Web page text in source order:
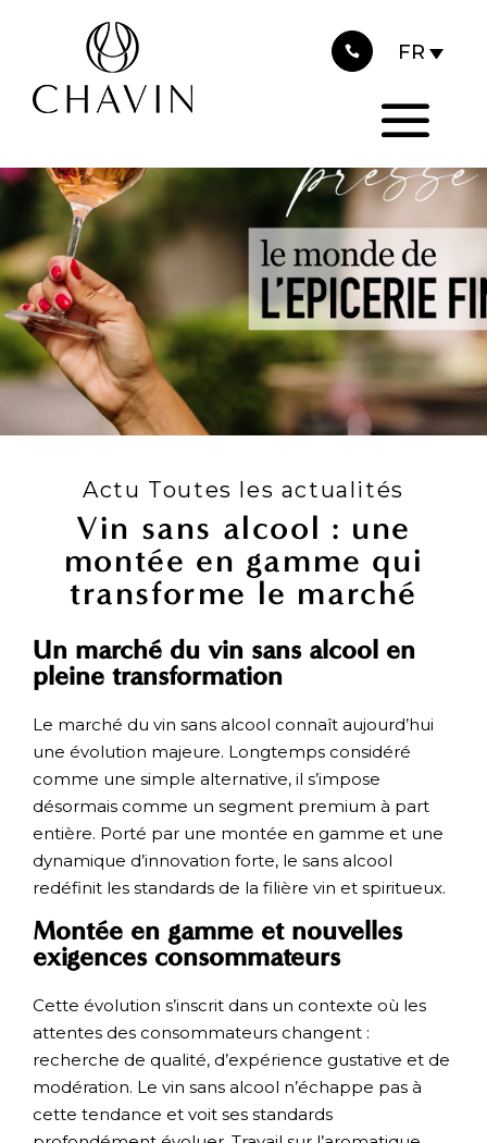
Actu Toutes les actualités
Vin sans alcool : une
montée en gamme qui
transforme le marché
Un marché du vin sans alcool en
pleine transformation
Le marché du vin sans alcool connaît aujourd’hui
une évolution majeure. Longtemps considéré
comme une simple alternative, il s’impose
désormais comme un segment premium à part
entière. Porté par une montée en gamme et une
dynamique d’innovation forte, le sans alcool
redéfinit les standards de la filière vin et spiritueux.
Montée en gamme et nouvelles
exigences consommateurs
Cette évolution s’inscrit dans un contexte où les
attentes des consommateurs changent :
recherche de qualité, d’expérience gustative et de
modération. Le vin sans alcool n’échappe pas à
cette tendance et voit ses standards